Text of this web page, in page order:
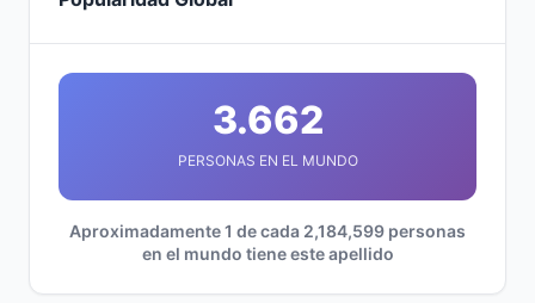
3.662
PERSONAS EN EL MUNDO
Aproximadamente 1 de cada 2,184,599 personas
en el mundo tiene este apellido